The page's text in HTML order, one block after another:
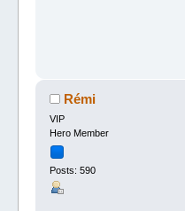
Rémi
VIP
Hero Member
Posts: 590